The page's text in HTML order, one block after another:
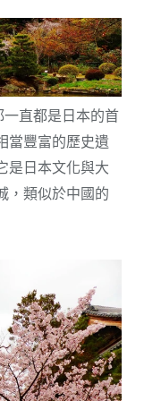
直都是日本的首
當豐富的歷史遺
是日本文化與大
，類似於中國的